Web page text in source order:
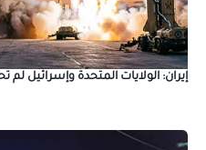
إيران: الولايات المتحدة وإسرائيل